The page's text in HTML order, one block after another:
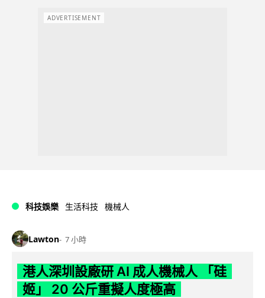
ADVERTISEMENT
科技娛樂 生活科技 機械人
Lawton 7 小時
港人深圳設廠研 AI 成人機械人 「硅
姬」 20 公斤重擬人度極高